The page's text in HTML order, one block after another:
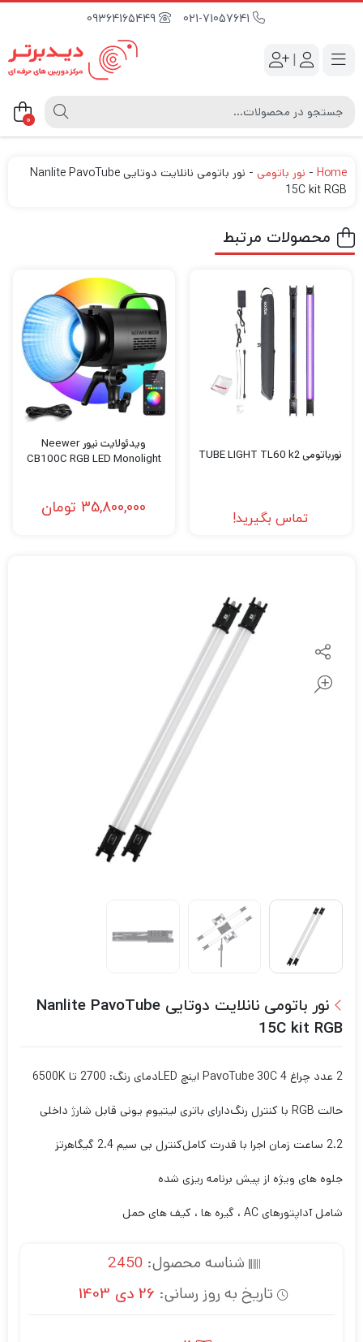
09364165449
|
0
Home
- نور باتومی -
نور باتومی نانلایت دوتایی Nanlite PavoTube
15C kit RGB
محصولات مرتبط
نورباتومی TUBE LIGHT TL60 k2
تماس بگیرید!
ویدئولایت نیور Neewer
CB100C RGB LED Monolight
35,800,000 تومان
نور باتومی نانلایت دوتایی Nanlite PavoTube
15C kit RGB
2 عدد چراغ PavoTube 30C 4 اینچ LED دمای رنگ: 2700 تا 6500K
حالت RGB با کنترل رنگ دارای باتری لیتیوم یونی قابل شارژ داخلی
2.2 ساعت زمان اجرا با قدرت کامل کنترل بی سیم 2.4 گیگاهرتز
جلوه های ویژه از پیش برنامه ریزی شده
شامل آداپتورهای AC ، گیره ها ، کیف های حمل
شناسه محصول:2450
تاریخ به روز رسانی: 26 دی 1403